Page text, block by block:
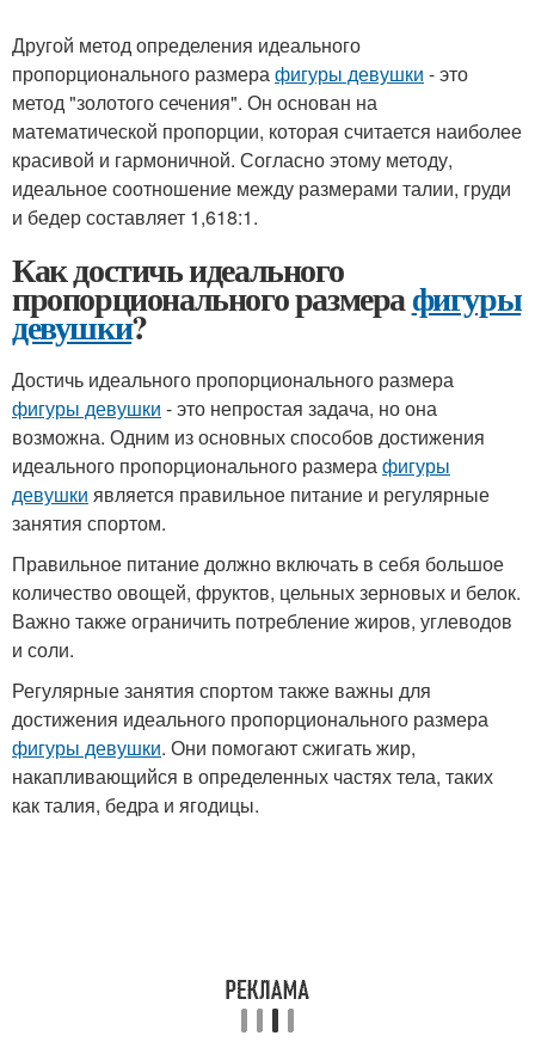
Другой метод определения идеального
пропорционального размерафигуры девушки - это
метод "золотого сечения". Он основан на
математической пропорции, которая считается наиболее
красивой и гармоничной. Согласно этому методу,
идеальное соотношение между размерами талии, груди
и бедер составляет 1,618:1.
Как достичь идеального
пропорционального размерафигуры
девушки?
Достичь идеального пропорционального размера
фигуры девушки - это непростая задача, но она
возможна. Одним из основных способов достижения
идеального пропорционального размерафигуры
девушки является правильное питание и регулярные
занятия спортом.
Правильное питание должно включать в себя большое
количество овощей, фруктов, цельных зерновых и белок.
Важно также ограничить потребление жиров, углеводов
и соли.
Регулярные занятия спортом также важны для
достижения идеального пропорционального размера
фигуры девушки. Они помогают сжигать жир,
накапливающийся в определенных частях тела, таких
как талия, бедра и ягодицы.